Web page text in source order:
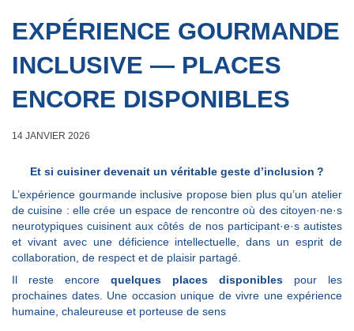
EXPÉRIENCE GOURMANDE
INCLUSIVE — PLACES
ENCORE DISPONIBLES
14 JANVIER 2026
Et si cuisiner devenait un véritable geste d’inclusion ?
L’expérience gourmande inclusive propose bien plus qu’un atelier
de cuisine : elle crée un espace de rencontre où des citoyen·ne·s
neurotypiques cuisinent aux côtés de nos participant·e·s autistes
et vivant avec une déficience intellectuelle, dans un esprit de
collaboration, de respect et de plaisir partagé.
Il reste encore quelques places disponibles pour les
prochaines dates. Une occasion unique de vivre une expérience
humaine, chaleureuse et porteuse de sens